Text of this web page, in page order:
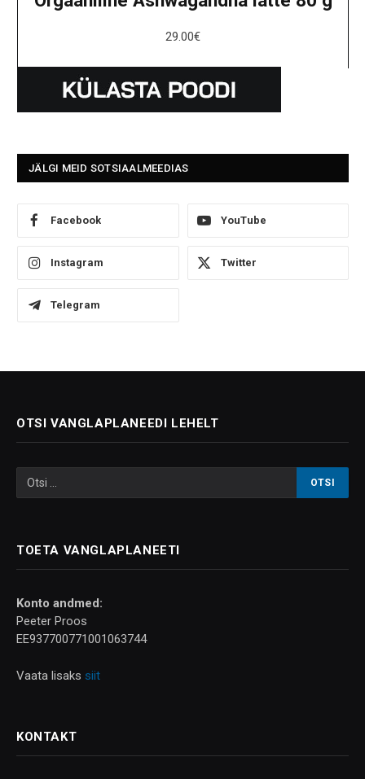
29.00€
JÄLGI MEID SOTSIAALMEEDIAS
Facebook YouTube
Instagram Twitter
Telegram
OTSI VANGLAPLANEEDI LEHELT
TOETA VANGLAPLANEETI
Konto andmed:
Peeter Proos
EE937700771001063744
Vaata lisaks siit
KONTAKT